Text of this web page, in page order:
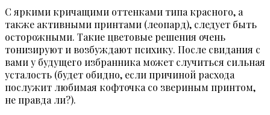
С яркими кричащими оттенками типа красного, а
также активными принтами (леопард), следует быть
осторожными. Такие цветовые решения очень
тонизируют и возбуждают психику. После свидания с
вами у будущего избранника может случиться сильная
усталость (будет обидно, если причиной расхода
послужит любимая кофточка со звериным принтом,
не правда ли?).